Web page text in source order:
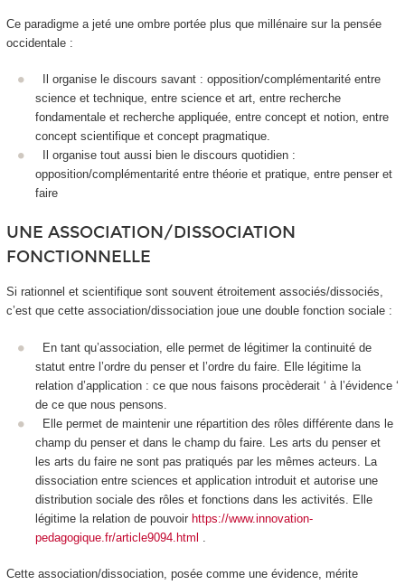
Ce paradigme a jeté une ombre portée plus que millénaire sur la pensée
occidentale :
Il organise le discours savant : opposition/complémentarité entre
science et technique, entre science et art, entre recherche
fondamentale et recherche appliquée, entre concept et notion, entre
concept scientifique et concept pragmatique.
Il organise tout aussi bien le discours quotidien :
opposition/complémentarité entre théorie et pratique, entre penser et
faire
UNE ASSOCIATION/DISSOCIATION
FONCTIONNELLE
Si rationnel et scientifique sont souvent étroitement associés/dissociés,
c’est que cette association/dissociation joue une double fonction sociale :
En tant qu’association , elle permet de légitimer la continuité de
statut entre l’ordre du penser et l’ordre du faire. Elle légitime la
relation d’application : ce que nous faisons procèderait ‘ à l’évidence ‘
de ce que nous pensons.
Elle permet de maintenir une répartition des rôles différente dans le
champ du penser et dans le champ du faire . Les arts du penser et
les arts du faire ne sont pas pratiqués par les mêmes acteurs. La
dissociation entre sciences et application introduit et autorise une
distribution sociale des rôles et fonctions dans les activités. Elle
légitime la relation de pouvoir https://www.innovation-
pedagogique.fr/article9094.html
Cette association/dissociation, posée comme une évidence, mérite